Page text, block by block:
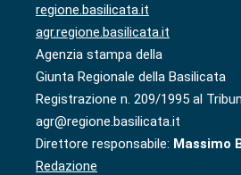
regione.basilicata.it
agr.regione.basilicata.it
Agenzia stampa della
Giunta Regionale della Basilicata
Registrazione n. 209/1995 al
agr@regione.basilicata.it
Direttore responsabile: Massimo
Redazione